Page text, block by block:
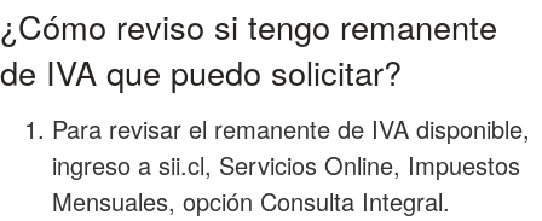
¿Cómo reviso si tengo remanente
de IVA que puedo solicitar?
Para revisar el remanente de IVA disponible,
ingreso a sii.cl, Servicios Online, Impuestos
Mensuales, opción Consulta Integral.